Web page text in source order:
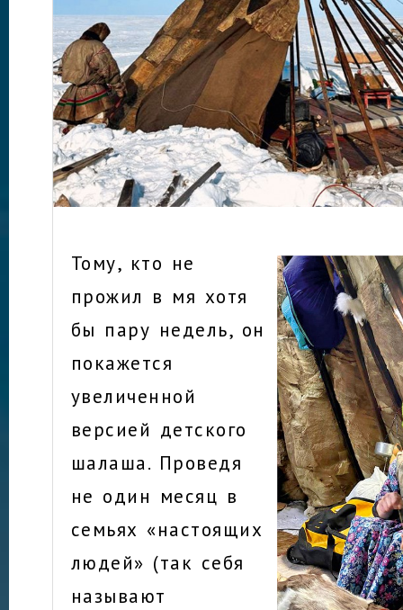
Тому, кто не
прожил в мя хотя
бы пару недель, он
покажется
увеличенной
версией детского
шалаша. Проведя
не один месяц в
семьях «настоящих
людей» (так себя
называют